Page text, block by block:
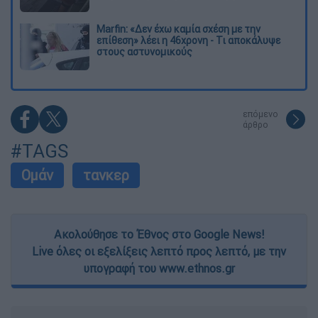
Marfin: «Δεν έχω καμία σχέση με την
επίθεση» λέει η 46χρονη - Τι αποκάλυψε
στους αστυνομικούς
επόμενο
άρθρο
#TAGS
Ομάν τανκερ
Ακολούθησε το Έθνος στο Google News!
Live όλες οι εξελίξεις λεπτό προς λεπτό, με την
υπογραφή του www.ethnos.gr